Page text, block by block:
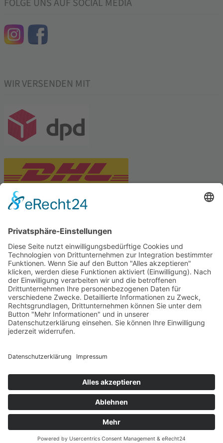
FOLGE UNS AUF SOCIAL MEDIA
WIR VERSENDEN MIT
Tekal – Textile Lebensqualität
Exklusive moderne & Orientteppiche
Feuerwerk XXL
Pyrotechnik online bestellen
© Stadtmühle Waldenbuch 2026
und Mühlenprodukte ·
Cookie-Einstellungen
Alle Preise inkl. der gesetzlichen MwSt.
Die durchgestrichenen Preise entsprechen dem bisherigen Preis in